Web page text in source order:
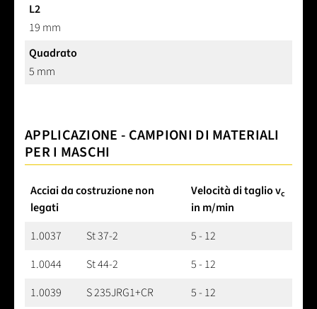
L2
19 mm
Quadrato
5 mm
APPLICAZIONE - CAMPIONI DI MATERIALI
PER I MASCHI
Acciai da costruzione non
legati
Velocità di taglio vc
in m/min
1.0037
St 37-2
5 - 12
1.0044
St 44-2
5 - 12
1.0039
S 235JRG1+CR 5 - 12